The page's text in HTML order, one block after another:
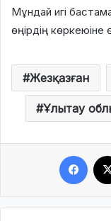
Мұндай игі
өңірдің көркеюіне
Жезқазған
Ұлытау